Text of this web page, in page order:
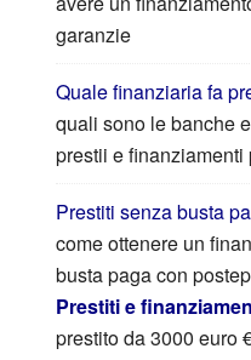
garanzie
Quale finanziaria fa
quali sono le banche
prestii e
Prestiti senza busta
come ottenere un
busta paga con
Prestiti e
prestito da 3000 euro